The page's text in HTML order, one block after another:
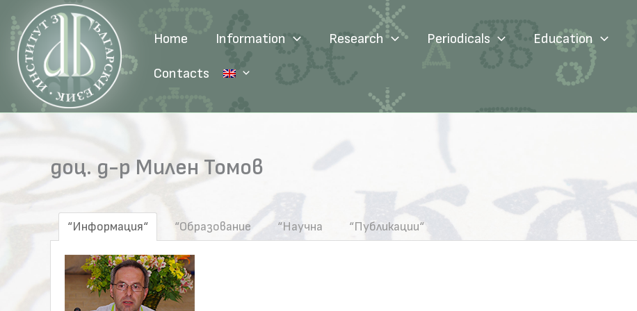
content
Home Information Research Periodicals Education
Contacts
доц. д-р Милен Томов
“Информация“ “Образование “Научна “Публикации“